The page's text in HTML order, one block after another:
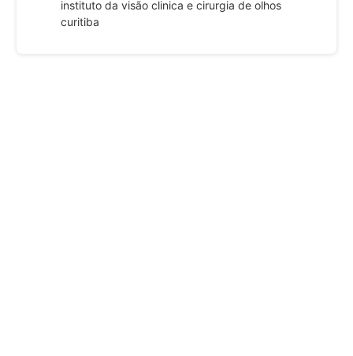
instituto da visão clinica e cirurgia de olhos
curitiba